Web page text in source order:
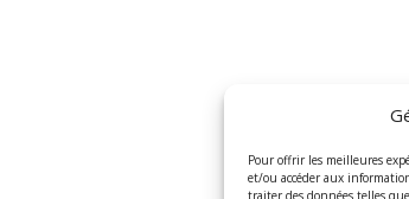
Pour offrir les meilleures
et/ou accéder aux
traiter des données telles